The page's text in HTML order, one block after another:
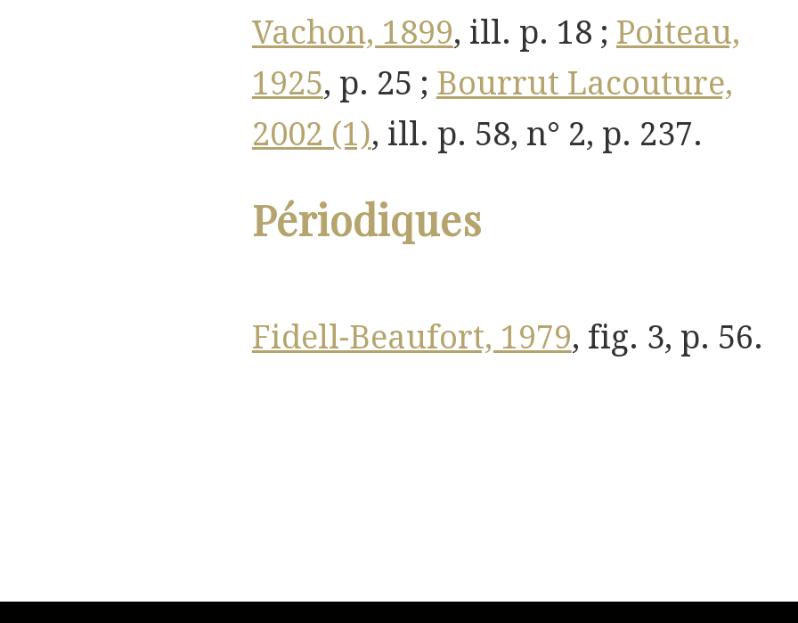
Vachon, 1899, ill. p. 18 ; Poiteau,
1925, p. 25 ; Bourrut Lacouture,
2002 (1), ill. p. 58, n° 2, p. 237.
Périodiques
Fidell-Beaufort, 1979, fig. 3, p. 56.